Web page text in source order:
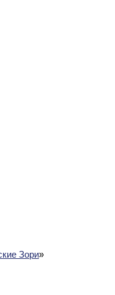
Зори»